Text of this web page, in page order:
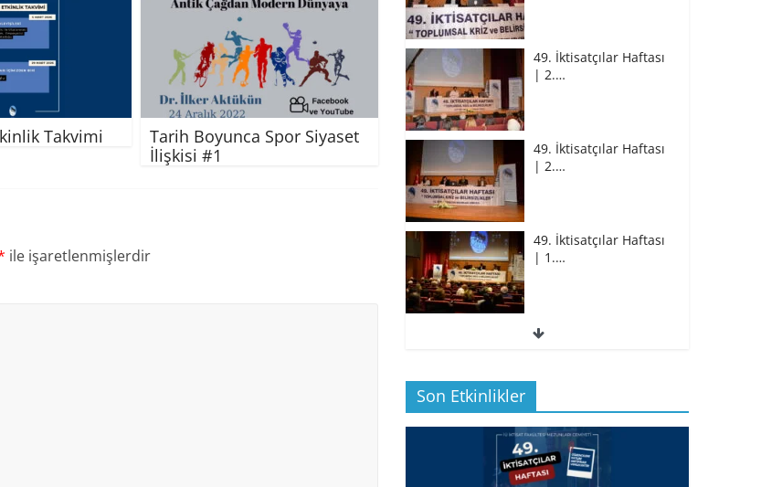
Takvimi
Tarih Boyunca Spor Siyaset
İlişkisi #1
ile işaretlenmişlerdir
49. İktisatçılar Haftası
| 2.…
49. İktisatçılar Haftası
| 2.…
49. İktisatçılar Haftası
| 1.…
49. İktisatçılar Haftası
BİZ İKTİSATLILAR:
İÇİMİZDEN BİRİ PROF.…
Son Etkinlikler